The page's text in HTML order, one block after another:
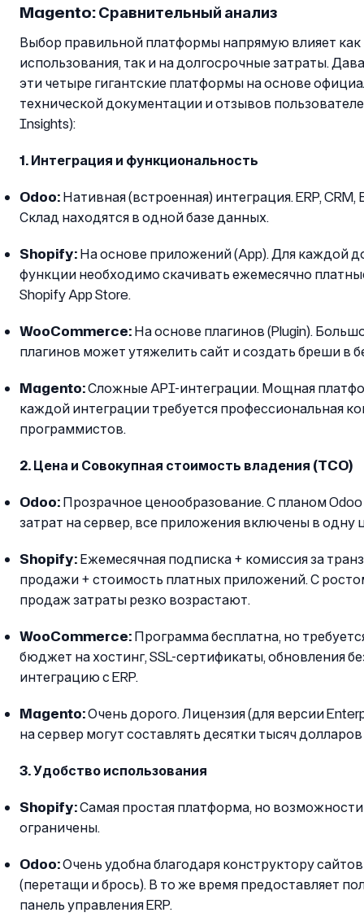
Magento: Сравнительный анализ
Выбор правильной платформы напрямую влияет как
использования, так и на долгосрочные затраты.
эти четыре гигантские платформы на основе
технической документации и отзывов
Insights):
1. Интеграция и функциональность
Odoo:Нативная (встроенная) интеграция. ERP, CRM,
Склад находятся в одной базе данных.
Shopify:На основе приложений (App). Для каждой
функции необходимо скачивать ежемесячно
Shopify App Store.
WooCommerce:На основе плагинов (Plugin).
плагинов может утяжелить сайт и создать бреши в
Magento:Сложные API-интеграции. Мощная
каждой интеграции требуется профессиональная
программистов.
2. Цена и Совокупная стоимость владения (TCO)
Odoo:Прозрачное ценообразование. С планом Odoo
затрат на сервер, все приложения включены в одну
Shopify:Ежемесячная подписка + комиссия за
продажи + стоимость платных приложений. С
продаж затраты резко возрастают.
WooCommerce:Программа бесплатна, но
бюджет на хостинг, SSL-сертификаты, обновления
интеграцию с ERP.
Magento:Очень дорого. Лицензия (для версии
на сервер могут составлять десятки тысяч долларов
3. Удобство использования
Shopify:Самая простая платформа, но
ограничены.
Odoo:Очень удобна благодаря конструктору
(перетащи и брось). В то же время предоставляет
панель управления ERP.